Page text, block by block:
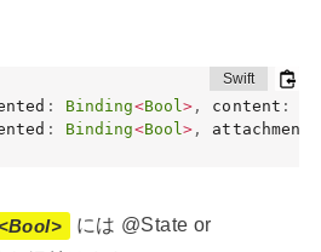
: Binding<Bool> , content :
: Binding<Bool> ,
には @State or